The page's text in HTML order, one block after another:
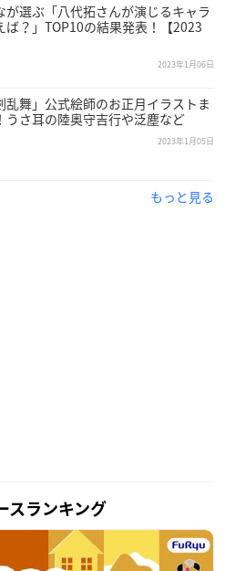
が選ぶ「八代拓さんが演じるキャラ
ば？」TOP10の結果発表！【2023
2023年1月06日
乱舞」公式絵師のお正月イラストま
うさ耳の陸奥守吉行や泛塵など
2023年1月05日
もっと見る
スランキング